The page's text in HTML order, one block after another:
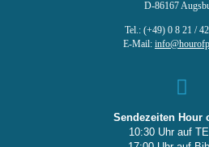
D-86167
Tel.: (+49) 0 8 21 /
E-Mail:
Sendezeiten Hour
10:30 Uhr auf